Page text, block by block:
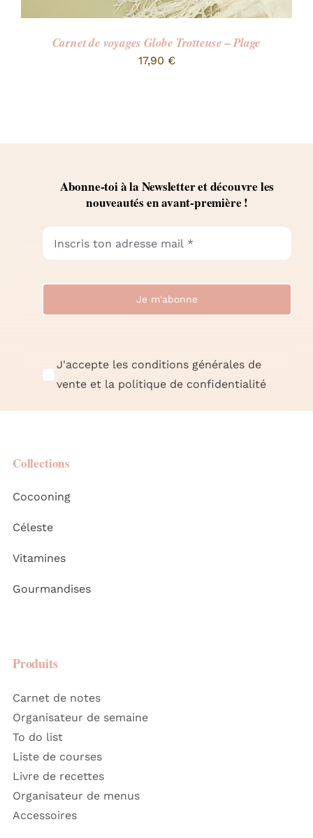
Carnet de voyages Globe Trotteuse – Plage
17,90 €
Abonne-toi à la Newsletter et découvre les
nouveautés en avant-première !
Je m'abonne
J'accepte les conditions générales de
vente et la politique de confidentialité
Collections
Cocooning
Céleste
Vitamines
Gourmandises
Produits
Carnet de notes
Organisateur de semaine
To do list
Liste de courses
Livre de recettes
Organisateur de menus
Accessoires